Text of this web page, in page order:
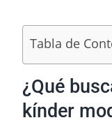
Tabla de
¿Qué
kínder